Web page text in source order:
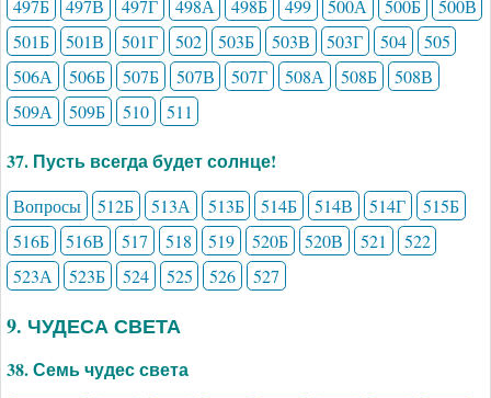
497Б
497В 497Г 498А 498Б 499 500А 500Б
500В
501Б
501В 501Г 502 503Б 503В 503Г 504
505
506А
506Б 507Б 507В 507Г 508А 508Б
508В
509А
509Б 510 511
37. Пусть всегда будет солнце!
Вопросы 512Б 513А 513Б 514Б 514В 514Г
515Б
516Б
516В 517 518 519 520Б 520В 521
522
523А
523Б 524 525 526 527
9. ЧУДЕСА СВЕТА
38. Семь чудес света